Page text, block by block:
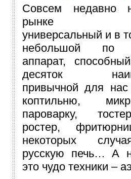
Совсем недавно
рынке
универсальный и в
небольшой по
аппарат,
десяток
привычной для нас
коптильню,
пароварку,
ростер,
некоторых
русскую печь… А
это чудо техники –